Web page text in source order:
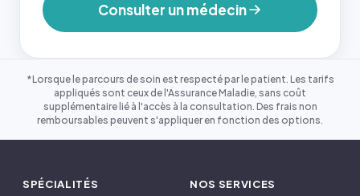
Consulter un médecin
*Lorsque le parcours de soin est respecté par le patient. Les tarifs
appliqués sont ceux de l'Assurance Maladie, sans coût
supplémentaire lié à l'accès à la consultation. Des frais non
remboursables peuvent s'appliquer en fonction des options.
SPÉCIALITÉS NOS SERVICES